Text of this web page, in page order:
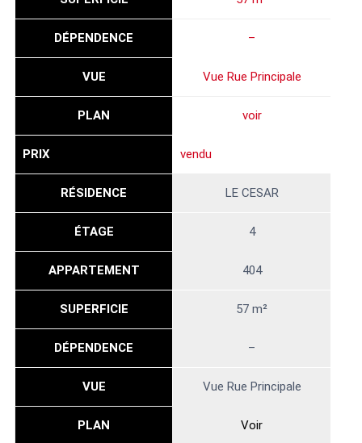
DÉPENDENCE –
VUE Vue Rue Principale
PLAN voir
PRIX vendu
RÉSIDENCE LE CESAR
ÉTAGE 4
APPARTEMENT 404
SUPERFICIE 57 m²
DÉPENDENCE –
VUE Vue Rue Principale
PLAN Voir